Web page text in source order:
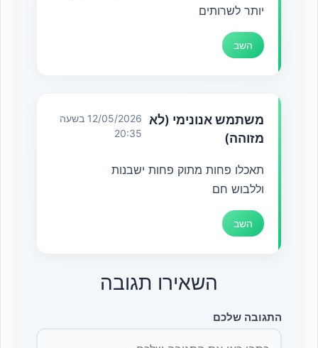
יותר לשרותים
השב
משתמש אנונימי (לא
מזוהה)
12/05/2026 בשעה
20:35
תאכלו פחות מתוק פחות ישבנות
וללבוש חם
השב
השאירו תגובה
התגובה שלכם